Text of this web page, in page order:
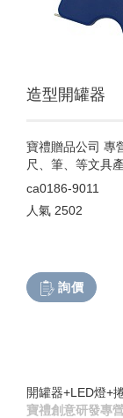
造型開罐器
寶禮贈品公司 專
尺、筆、等文具
ca0186-9011
人氣 2502
詢價
開罐器+LED燈+
寶禮創意研發專